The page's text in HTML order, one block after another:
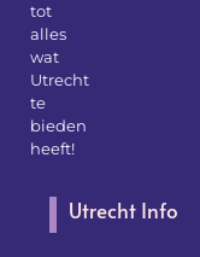
tot
alles
wat
Utrecht
te
bieden
heeft!
Utrecht Info